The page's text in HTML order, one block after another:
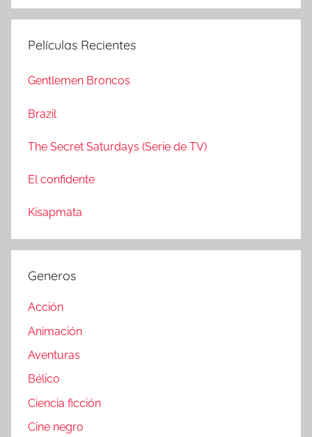
s
a
:
u
Películas Recientes
Gentlemen Broncos
Brazil
The Secret Saturdays (Serie de TV)
El confidente
Kisapmata
Generos
Acción
Animación
Aventuras
Bélico
Ciencia ficción
Cine negro